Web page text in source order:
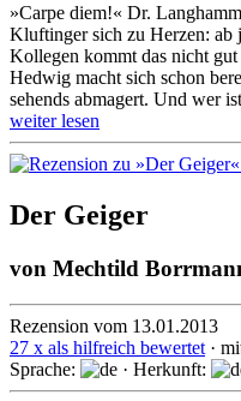
»Carpe diem!« Dr.
Kluftinger sich zu Herzen: ab
Kollegen kommt das nicht
Hedwig macht sich schon
sehends abmagert. Und wer
weiter lesen
Der Geiger
von Mechtild
Rezension vom 13.01.2013
27 x als hilfreich bewertet ·
Sprache:
· Herkunft: